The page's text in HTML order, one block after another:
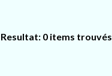
Resultat: 0 items trouvés